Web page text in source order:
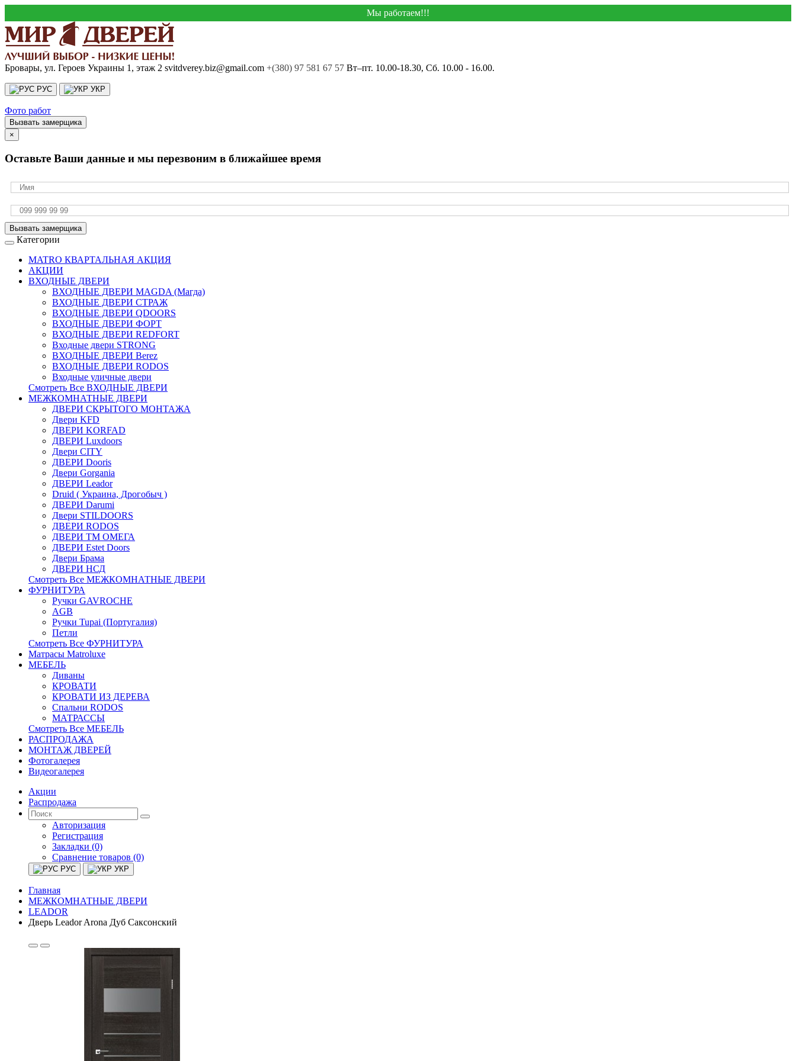
Мы работаем!!!
Бровары, ул. Героев Украины 1, этаж 2 svitdverey.biz@gmail.com +(380) 97 581 67 57 Вт–пт. 10.00-18.30, Сб. 10.00 - 16.00.
РУС УКР
Фото работ
Вызвать замерщика
×
Оставьте Ваши данные и мы перезвоним в ближайшее время
Вызвать замерщика
Категории
MATRO КВАРТАЛЬНАЯ АКЦИЯ
АКЦИИ
ВХОДНЫЕ ДВЕРИ
ВХОДНЫЕ ДВЕРИ МAGDA (Магда)
ВХОДНЫЕ ДВЕРИ СТРАЖ
ВХОДНЫЕ ДВЕРИ QDOORS
ВХОДНЫЕ ДВЕРИ ФОРТ
ВХОДНЫЕ ДВЕРИ REDFORT
Входные двери STRONG
ВХОДНЫЕ ДВЕРИ Berez
ВХОДНЫЕ ДВЕРИ RODOS
Входные уличные двери
Смотреть Все ВХОДНЫЕ ДВЕРИ
МЕЖКОМНАТНЫЕ ДВЕРИ
ДВЕРИ СКРЫТОГО МОНТАЖА
Двери KFD
ДВЕРИ KORFAD
ДВЕРИ Luxdoors
Двери CITY
ДВЕРИ Dooris
Двери Gorgania
ДВЕРИ Leador
Druid ( Украина, Дрогобыч )
ДВЕРИ Darumi
Двери STILDOORS
ДВЕРИ RODOS
ДВЕРИ ТМ ОМЕГА
ДВЕРИ Estet Doors
Двери Брама
ДВЕРИ НСД
Смотреть Все МЕЖКОМНАТНЫЕ ДВЕРИ
ФУРНИТУРА
Ручки GAVROCHE
AGB
Ручки Tupai (Португалия)
Петли
Смотреть Все ФУРНИТУРА
Матрасы Matroluxe
МЕБЕЛЬ
Диваны
КРОВАТИ
КРОВАТИ ИЗ ДЕРЕВА
Спальни RODOS
МАТРАССЫ
Смотреть Все МЕБЕЛЬ
РАСПРОДАЖА
МОНТАЖ ДВЕРЕЙ
Фотогалерея
Видеогалерея
Акции
Распродажа
Авторизация
Регистрация
Закладки (0)
Сравнение товаров (0)
РУС УКР
Главная
МЕЖКОМНАТНЫЕ ДВЕРИ
LEADOR
Дверь Leador Arona Дуб Саксонский